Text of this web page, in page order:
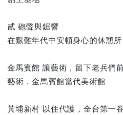
貳 砲聲與鋸響
在艱難年代中安頓身心的休憩所
金馬賓館 讓藝術，留下老兵們
藝術．金馬賓館當代美術館
黃埔新村 以住代護，全台第一